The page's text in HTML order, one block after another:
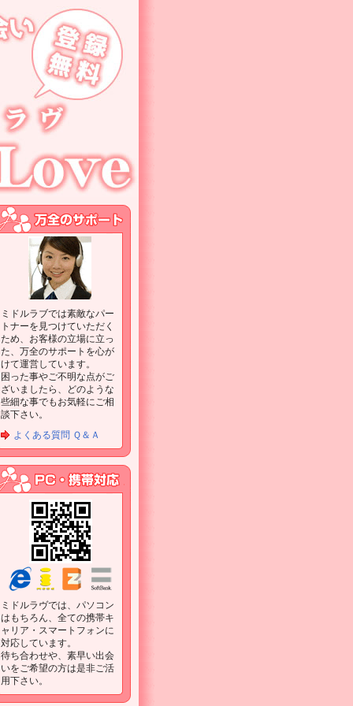
ミドルラブでは素敵なパー
トナーを見つけていただく
ため、お客様の立場に立っ
た、万全のサポートを心が
けて運営しています。
困った事やご不明な点がご
ざいましたら、どのような
些細な事でもお気軽にご相
談下さい。
よくある質問 Ｑ＆Ａ
ミドルラヴでは、パソコン
はもちろん、全ての携帯キ
ャリア・スマートフォンに
対応しています。
待ち合わせや、素早い出会
いをご希望の方は是非ご活
用下さい。